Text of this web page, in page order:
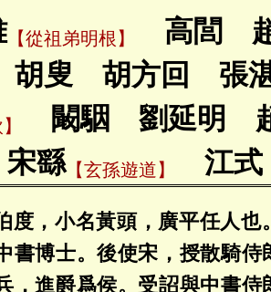
【從祖弟明根】 高閭
胡叟 胡方回 張
闞駰 劉延明
繇【玄孫遊道】 江式
度，小名黃頭，廣平任人
書博士。後使宋，授散騎
，進爵爲侯。受詔與中書